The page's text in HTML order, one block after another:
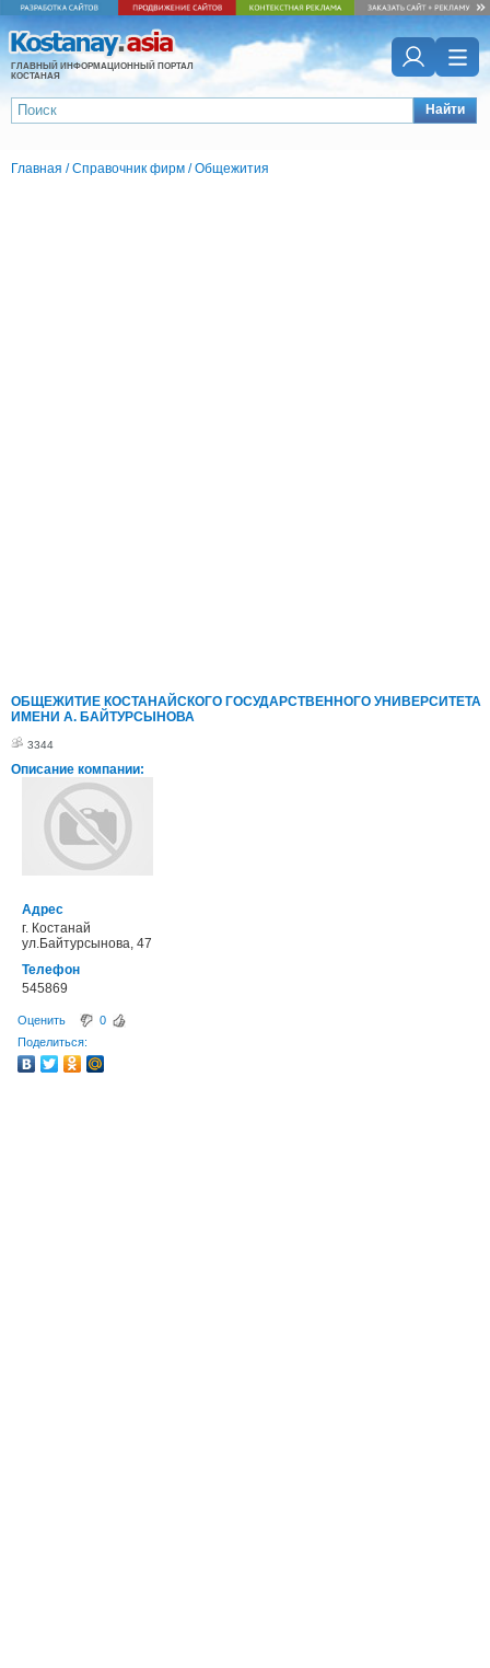
ГЛАВНЫЙ ИНФОРМАЦИОННЫЙ ПОРТАЛ
КОСТАНАЯ
Найти
Главная /Справочник фирм /Общежития
ОБЩЕЖИТИЕ КОСТАНАЙСКОГО ГОСУДАРСТВЕННОГО УНИВЕРСИТЕТА
ИМЕНИ А. БАЙТУРСЫНОВА
3344
Описание компании:
Адрес
г. Костанай
ул.Байтурсынова, 47
Телефон
545869
Оценить
0
Поделиться: